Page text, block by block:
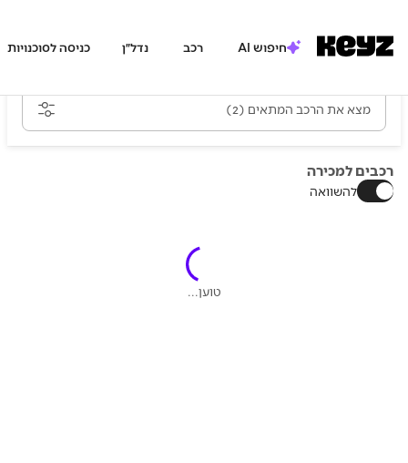
חיפוש AI רכב נדל״ן כניסה לסוכנויות
מצא את הרכב המתאים (2)
רכבים למכירה
להשוואה
טוען...